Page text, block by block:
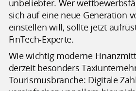
unbeliebter. Wer
sich auf eine neue Generation
einstellen will, sollte jetzt
FinTech-Experte.
Wie wichtig moderne
derzeit besonders
Tourismusbranche: Digitale